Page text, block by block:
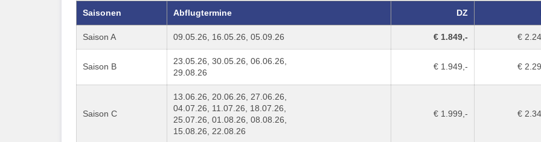
Saisonen Abflugtermine DZ
Saison A 09.05.26, 16.05.26, 05.09.26 € 1.849,- €
Saison B
23.05.26, 30.05.26, 06.06.26,
29.08.26
€ 1.949,- €
Saison C
13.06.26, 20.06.26, 27.06.26,
04.07.26, 11.07.26, 18.07.26,
25.07.26, 01.08.26, 08.08.26,
15.08.26, 22.08.26
€ 1.999,- €